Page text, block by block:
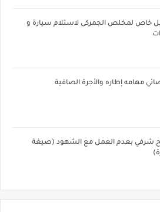
خاص لمخلص الجمركى لاستلام سيارة و
مهامه إطاره والأجرة الصافية
شرفي بعدم العمل مع الشهود (صيغة